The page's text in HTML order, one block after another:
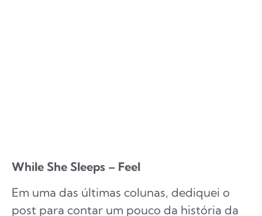
While She Sleeps – Feel
Em uma das últimas colunas, dediquei o
post para contar um pouco da história da